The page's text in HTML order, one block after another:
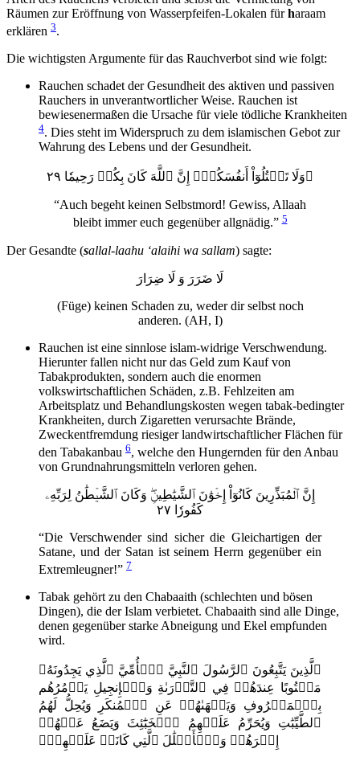
Räumen zur Eröffnung von Wasserpfeifen-Lokalen fürharaam
erklären 3.
Die wichtigsten Argumente für das Rauchverbot sind wie folgt:
Rauchen schadet der Gesundheit des aktiven und passiven
Rauchers in unverantwortlicher Weise. Rauchen ist
bewiesenermaßen die Ursache für viele tödliche Krankheiten
4. Dies steht im Widerspruch zu dem islamischen Gebot zur
Wahrung des Lebens und der Gesundheit.
وَلَا تَقۡتُلُوٓاْ أَنفُسَكُمۡۚ إِنَّ ٱللَّهَ كَانَ بِكُمۡ رَحِيمٗا ٢٩
“Auch begeht keinen Selbstmord! Gewiss, Allaah
bleibt immer euch gegenüber allgnädig.”5
Der Gesandte (sallal-laahu ‘alaihi wa sallam) sagte:
لَا ضَرَرَ وَ لَا ضِرَارَ
(Füge) keinen Schaden zu, weder dir selbst noch
anderen. (AH, I)
Rauchen ist eine sinnlose islam-widrige Verschwendung.
Hierunter fallen nicht nur das Geld zum Kauf von
Tabakprodukten, sondern auch die enormen
volkswirtschaftlichen Schäden, z.B. Fehlzeiten am
Arbeitsplatz und Behandlungskosten wegen tabak-bedingter
Krankheiten, durch Zigaretten verursachte Brände,
Zweckentfremdung riesiger landwirtschaftlicher Flächen für
den Tabakanbau 6, welche den Hungernden für den Anbau
von Grundnahrungsmitteln verloren gehen.
إِنَّ ٱلۡمُبَذِّرِينَ كَانُوٓاْ إِخۡوَٰنَ ٱلشَّيَٰطِينِۖ وَكَانَ ٱلشَّيۡطَٰنُ لِرَبِّهِۦ
كَفُورٗا ٢٧
“Die Verschwender sind sicher die Gleichartigen der
Satane, und der Satan ist seinem Herrn gegenüber ein
Extremleugner!” 7
Tabak gehört zu den Chabaaith (schlechten und bösen
Dingen), die der Islam verbietet. Chabaaith sind alle Dinge,
denen gegenüber starke Abneigung und Ekel empfunden
wird.
ٱلَّذِينَ يَتَّبِعُونَ ٱلرَّسُولَ ٱلنَّبِيَّ ٱلۡأُمِّيَّ ٱلَّذِي يَجِدُونَهُۥ
مَكۡتُوبًا عِندَهُمۡ فِي ٱلتَّوۡرَىٰةِ وَٱلۡإِنجِيلِ يَأۡمُرُهُم
بِٱلۡمَعۡرُوفِ وَيَنۡهَىٰهُمۡ عَنِ ٱلۡمُنكَرِ وَيُحِلُّ لَهُمُ
ٱلطَّيِّبَٰتِ وَيُحَرِّمُ عَلَيۡهِمُ ٱلۡخَبَٰٓئِثَ وَيَضَعُ عَنۡهُمۡ
إِصۡرَهُمۡ وَٱلۡأَغۡلَٰلَ ٱلَّتِي كَانَتۡ عَلَيۡهِمۡۚ